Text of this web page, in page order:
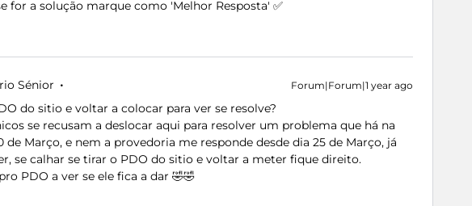
for a solução marque como 'Melhor Resposta' ✅
Sénior Forum|Forum|1 year ago
do sitio e voltar a colocar para ver se resolve?
se recusam a deslocar aqui para resolver um problema que há na
de Março, e nem a provedoria me responde desde dia 25 de Março, já
se calhar se tirar o PDO do sitio e voltar a meter fique direito.
PDO a ver se ele fica a dar 🤣🤣